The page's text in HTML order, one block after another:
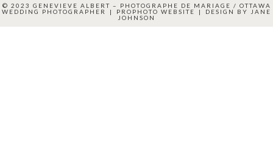
© 2023 GENEVIEVE ALBERT – PHOTOGRAPHE DE MARIAGE / OTTAWA
WEDDING PHOTOGRAPHER
| PROPHOTO WEBSITE | DESIGN BY
JANE
JOHNSON